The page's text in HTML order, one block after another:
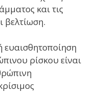
και τις
βελτίωση.
ρίσκου είναι